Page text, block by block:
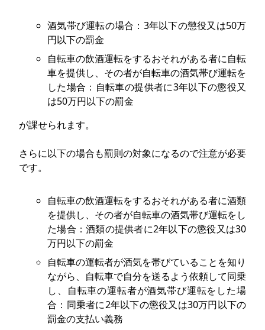
酒気帯び運転の場合：3年以下の懲役又は50万
円以下の罰金
自転車の飲酒運転をするおそれがある者に自転
車を提供し、その者が自転車の酒気帯び運転を
した場合：自転車の提供者に3年以下の懲役又
は50万円以下の罰金
が課せられます。
さらに以下の場合も罰則の対象になるので注意が必要
です。
自転車の飲酒運転をするおそれがある者に酒類
を提供し、その者が自転車の酒気帯び運転をし
た場合：酒類の提供者に2年以下の懲役又は30
万円以下の罰金
自転車の運転者が酒気を帯びていることを知り
ながら、自転車で自分を送るよう依頼して同乗
し、自転車の運転者が酒気帯び運転をした場
合：同乗者に2年以下の懲役又は30万円以下の
罰金の支払い義務